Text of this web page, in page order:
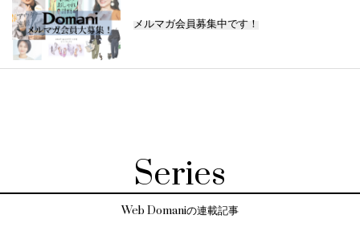
メルマガ会員募集中です！
Series
Web Domaniの連載記事